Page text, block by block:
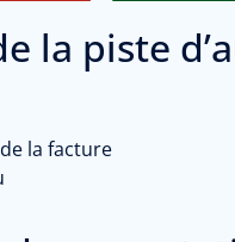
la piste
la facture